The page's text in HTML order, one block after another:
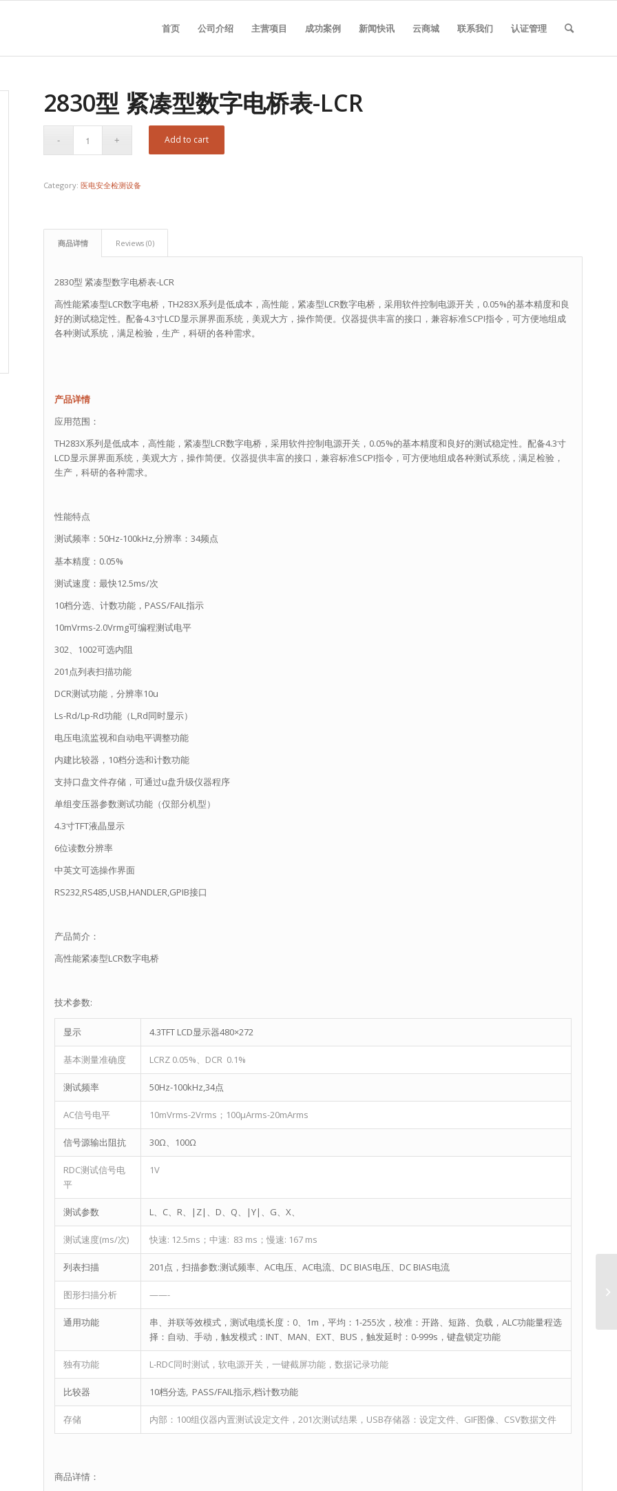
首页 公司介绍 主营项目 成功案例 新闻快讯 云商城 联系我们 认证管理
2830型 紧凑型数字电桥表-LCR
Add to cart
Category: 医电安全检测设备
商品详情 Reviews (0)
2830型 紧凑型数字电桥表-LCR
高性能紧凑型LCR数字电桥，TH283X系列是低成本，高性能，紧凑型LCR数字电桥，采用软件控制电源开关，0.05%的基本精度和良
好的测试稳定性。配备4.3寸LCD显示屏界面系统，美观大方，操作简便。仪器提供丰富的接口，兼容标准SCPI指令，可方便地组成
各种测试系统，满足检验，生产，科研的各种需求。
产品详情
应用范围：
TH283X系列是低成本，高性能，紧凑型LCR数字电桥，采用软件控制电源开关，0.05%的基本精度和良好的测试稳定性。配备4.3寸
LCD显示屏界面系统，美观大方，操作简便。仪器提供丰富的接口，兼容标准SCPI指令，可方便地组成各种测试系统，满足检验，
生产，科研的各种需求。
性能特点
测试频率：50Hz-100kHz,分辨率：34频点
基本精度：0.05%
测试速度：最快12.5ms/次
10档分选、计数功能，PASS/FAIL指示
10mVrms-2.0Vrmg可编程测试电平
302、1002可选内阻
201点列表扫描功能
DCR测试功能，分辨率10u
Ls-Rd/Lp-Rd功能（L,Rd同时显示）
电压电流监视和自动电平调整功能
内建比较器，10档分选和计数功能
支持口盘文件存储，可通过u盘升级仪器程序
单组变压器参数测试功能（仅部分机型）
4.3寸TFT液晶显示
6位读数分辨率
中英文可选操作界面
RS232,RS485,USB,HANDLER,GPIB接口
产品简介：
高性能紧凑型LCR数字电桥
技术参数:
显示 4.3TFT LCD显示器480×272
基本测量准确度 LCRZ 0.05%、DCR 0.1%
测试频率 50Hz-100kHz,34点
AC信号电平 10mVrms-2Vrms；100μArms-20mArms
信号源输出阻抗 30Ω、100Ω
RDC测试信号电
平
1V
测试参数 L、C、R、|Z|、D、Q、|Y|、G、X、
测试速度(ms/次) 快速: 12.5ms；中速: 83 ms；慢速: 167 ms
列表扫描 201点，扫描参数:测试频率、AC电压、AC电流、DC BIAS电压、DC BIAS电流
图形扫描分析 ——-
通用功能
串、并联等效模式，测试电缆长度：0、1m，平均：1-255次，校准：开路、短路、负载，ALC功能量程选
择：自动、手动，触发模式：INT、MAN、EXT、BUS，触发延时：0-999s，键盘锁定功能
独有功能 L-RDC同时测试，软电源开关，一键截屏功能，数据记录功能
比较器 10档分选, PASS/FAIL指示,档计数功能
存储 内部：100组仪器内置测试设定文件，201次测试结果，USB存储器：设定文件、GIF图像、CSV数据文件
商品详情：